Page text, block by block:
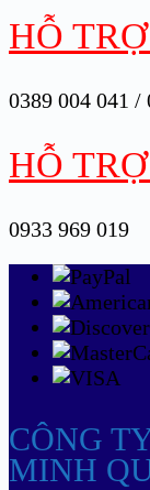
HỖ
0389 004 041 /
HỖ
0933 969 019
CÔNG
MINH